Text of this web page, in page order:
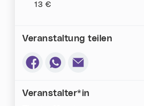
13 €
Veranstaltung teilen
Veranstalter*in